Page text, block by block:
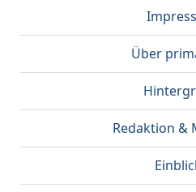
Über
Redaktion &